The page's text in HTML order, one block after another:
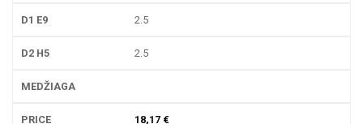
2.5
2.5
18,17 €